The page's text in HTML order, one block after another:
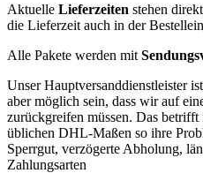
Aktuelle Lieferzeiten stehen
die Lieferzeit auch in der
Alle Pakete werden mit
Unser Hauptversanddienstleister
aber möglich sein, dass wir auf
zurückgreifen müssen. Das betrifft
üblichen DHL-Maßen so ihre
Sperrgut, verzögerte Abholung,
Zahlungsarten